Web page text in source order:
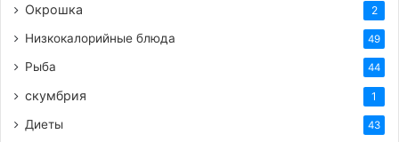
чтобы лук немного промариновался.
Отделяем зёрна граната от мякоти. Добавляем
Измельчаем свежий укроп и добавляем его к
Окрошка 2
Низкокалорийные блюда 49
Рыба 44
скумбрия 1
Диеты 43